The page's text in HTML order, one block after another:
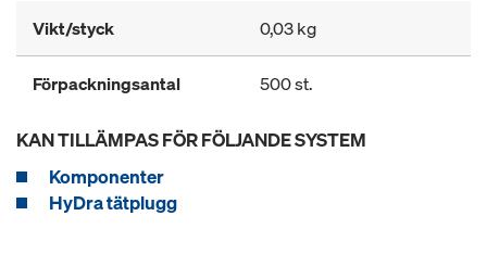
Vikt/styck 0,03 kg
Förpackningsantal 500 st.
KAN TILLÄMPAS FÖR FÖLJANDE SYSTEM
Komponenter
HyDra tätplugg